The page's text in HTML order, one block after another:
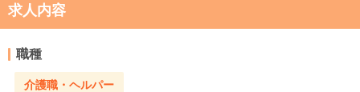
求人内容
職種
介護職・ヘルパー